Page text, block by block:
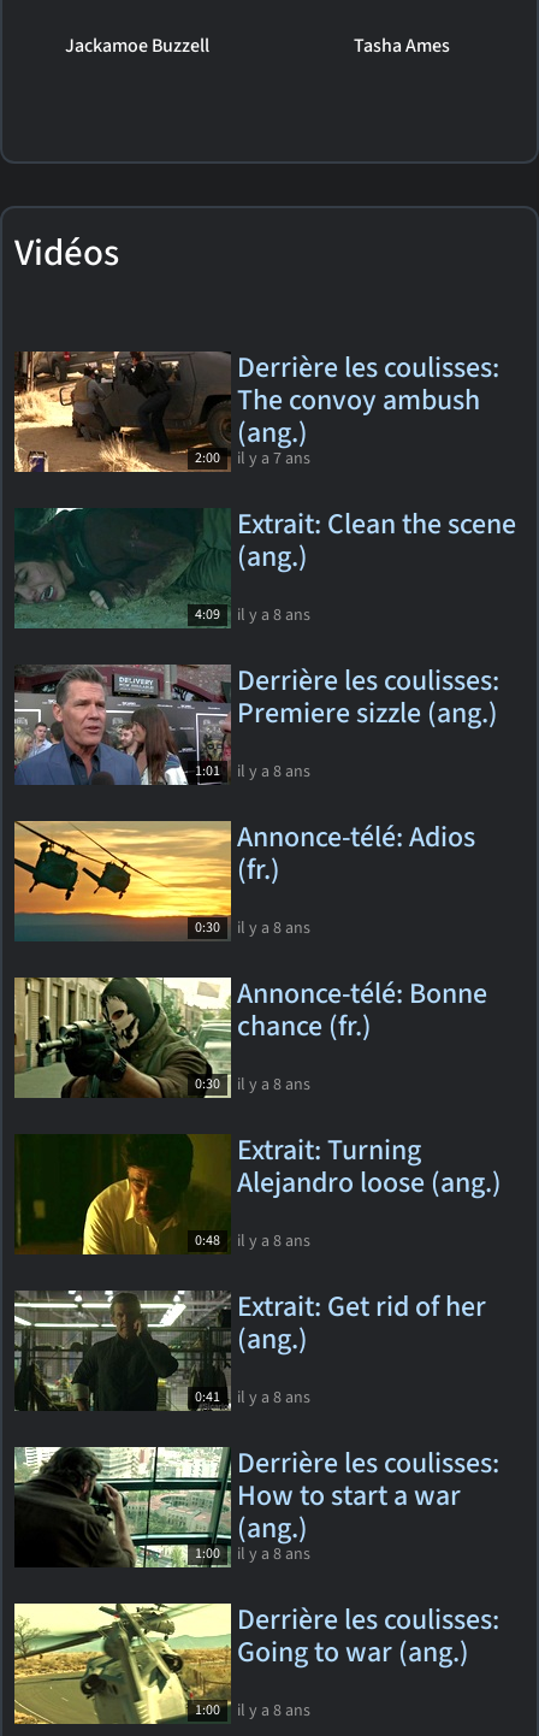
Jackamoe Buzzell Tasha Ames
Vidéos
2:00
Derrière les coulisses:
The convoy ambush
(ang.)
il y a 7 ans
4:09
Extrait: Clean the scene
(ang.)
il y a 8 ans
1:01
Derrière les coulisses:
Premiere sizzle (ang.)
il y a 8 ans
0:30
Annonce-télé: Adios
(fr.)
il y a 8 ans
0:30
Annonce-télé: Bonne
chance (fr.)
il y a 8 ans
0:48
Extrait: Turning
Alejandro loose (ang.)
il y a 8 ans
0:41
Extrait: Get rid of her
(ang.)
il y a 8 ans
1:00
Derrière les coulisses:
How to start a war
(ang.)
il y a 8 ans
1:00
Derrière les coulisses:
Going to war (ang.)
il y a 8 ans